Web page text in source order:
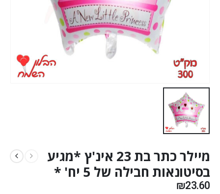
מיילר כתר בת 23 אינ'ץ *מגיע
בסיטונאות חבילה של 5 יח' *
₪23.60